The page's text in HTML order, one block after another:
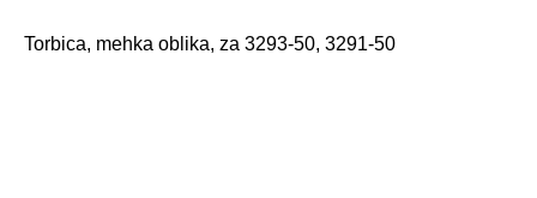
Torbica, mehka oblika, za 3293-50, 3291-50